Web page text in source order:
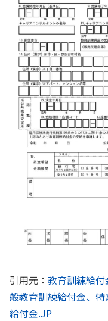
引用元： 教育訓練給
般教育訓練給付金、
給付金.JP